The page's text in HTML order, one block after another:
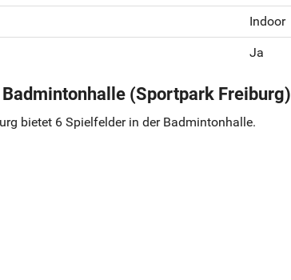
Indoor
Ja
(Sportpark Freiburg)
bietet 6 Spielfelder in der Badmintonhalle.